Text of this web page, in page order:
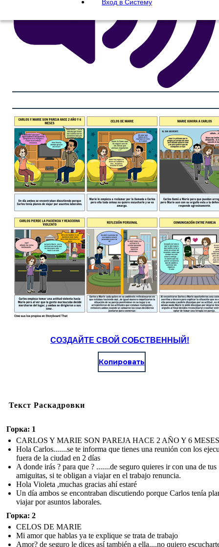
Вход в Систему
СОЗДАЙТЕ СВОЙ СОБСТВЕННЫЙ!
Копировать
Текст Раскадровки
Горка: 1
CARLOS Y MARIE SON PAREJA HACE 2 AÑO Y 6 MESES
Hola Carlos.......se te informa que tienes una reunión con los
fuera de la ciudad en 2 días
A donde irás ? para que ? .......de seguro quieres ir con una de tus
amiguitas, si te obligan a viajar en el trabajo renuncia.
Hola Violeta ,muchas gracias ahí estaré
Un día ambos se encontraban discutiendo porque Carlos tenía
viajar por asuntos laborales.
Горка: 2
CELOS DE MARIE
Mi amor que hablas ya te explique se trata de trabajo
Amor? de seguro le dices así también a ella....no quiero